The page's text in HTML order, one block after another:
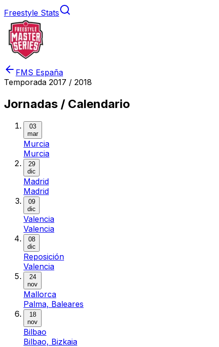
Freestyle Stats
FMS España
Temporada 2017 / 2018
Jornadas / Calendario
03
mar
Murcia
Murcia
29
dic
Madrid
Madrid
09
dic
Valencia
Valencia
08
dic
Reposición
Valencia
24
nov
Mallorca
Palma, Baleares
18
nov
Bilbao
Bilbao, Bizkaia